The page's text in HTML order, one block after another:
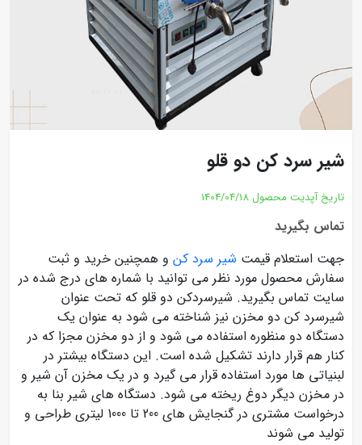
شیر سرد کن دو قلو
تاریخ آپدیت محصول 1404/04/18
تماس بگیرید
جهت استعلام قیمت شیر سرد کن و همچنین خرید و ثبت
سفارش محصول مورد نظر می توانید با شماره های درج شده در
سایت تماس بگیرید. شیرسردکن دو قلو که تحت عنوان
شیرسرد کن دو مخزن نیز شناخته می شود به عنوان یک
دستگاه دو منظوره استفاده می شود و از دو مخزن مجزا که در
کنار هم قرار دارند تشکیل شده است. این دستگاه بیشتر در
لبنیاتی ها مورد استفاده قرار می گیرد و در یک مخزن آن شیر و
در مخزن دیگر دوغ ریخته می شود. دستگاه های شیر بنا به
درخواست مشتری در گنجایش های 200 تا 1000 لیتری طراحی و
تولید می شوند